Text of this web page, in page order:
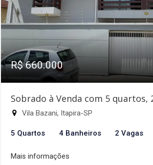
R$ 660.000
Sobrado à Venda com 5 quartos,
Vila Bazani, Itapira-SP
5 Quartos 4 Banheiros 2 Vagas
Mais informações